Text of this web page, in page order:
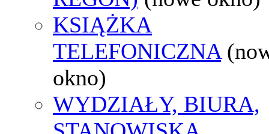
KSIĄŻKA
TELEFONICZNA
okno)
WYDZIAŁY, BIURA,